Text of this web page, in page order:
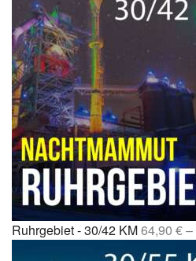
Ruhrgebiet - 30/42 KM64,90 €–